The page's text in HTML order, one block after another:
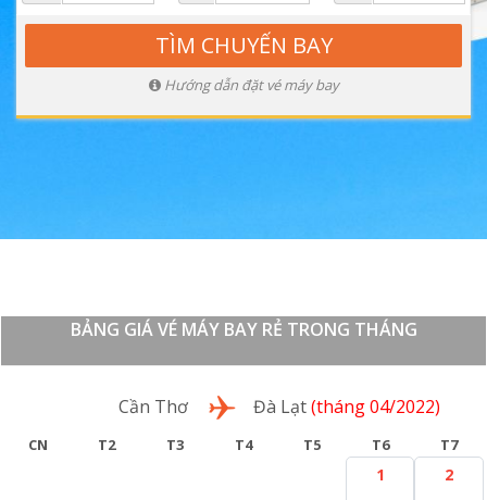
Hướng dẫn đặt vé máy bay
BẢNG GIÁ VÉ MÁY BAY RẺ TRONG THÁNG
Cần Thơ Đà Lạt(tháng 04/2022)
CN T2 T3 T4 T5 T6 T7
1 2